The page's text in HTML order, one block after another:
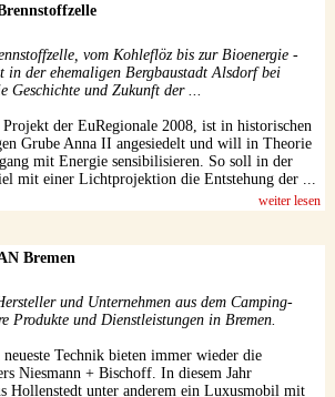
vom Kohleflöz bis zur Bioenergie -
in der ehemaligen Bergbaustadt Alsdorf bei
Geschichte und Zukunft der ...
der EuRegionale 2008, ist in historischen
Grube Anna II angesiedelt und will in Theorie
mit Energie sensibilisieren. So soll in der
mit einer Lichtprojektion die Entstehung der ...
weiter lesen
Bremen
und Unternehmen aus dem Camping-
Produkte und Dienstleistungen in Bremen.
Technik bieten immer wieder die
Niesmann + Bischoff. In diesem Jahr
Hollenstedt unter anderem ein Luxusmobil mit